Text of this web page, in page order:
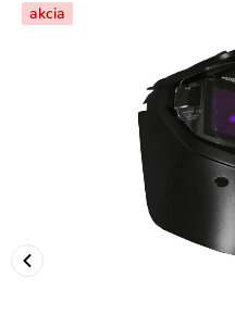
akcia